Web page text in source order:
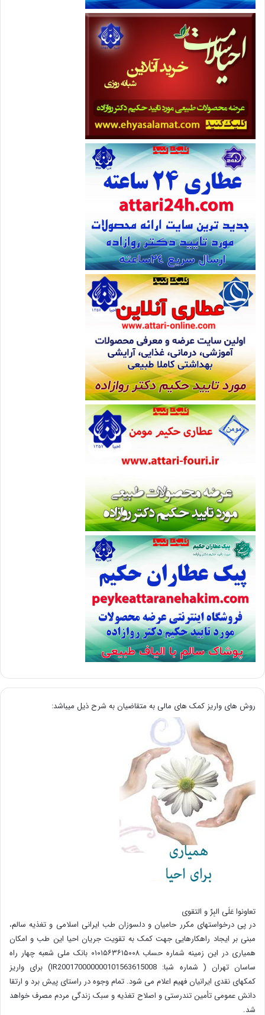
روش های واریز کمک های مالی به متقاضیان به شرح ذیل میباشد:
تعاونوا عَلَی البِرِّ و التقوی
در پی درخواستهای مکرر حامیان و دلسوزان طب ایرانی اسلامی و تغذیه سالم،
مبنی بر ایجاد راهکارهایی جهت کمک به تقویت جریان احیا این طب و امکان
همیاری در این زمینه شماره حساب ۰۱۰۱۵۶۳۶۱۵۰۰۸ بانک ملی شعبه چهار راه
ساسان تهران ( شماره شبا: IR200170000000101563615008) برای واریز
کمکهای نقدی ایرانیان فهیم اعلام می شود. تمام وجوه در راستای پیش برد و ارتقا
دانش عمومی تأمین تندرستی و اصلاح تغذیه و سبک زندگی مردم مصرف خواهد
شد.